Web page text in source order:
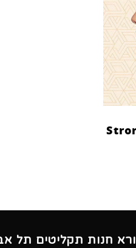
חנות תקליטים תל